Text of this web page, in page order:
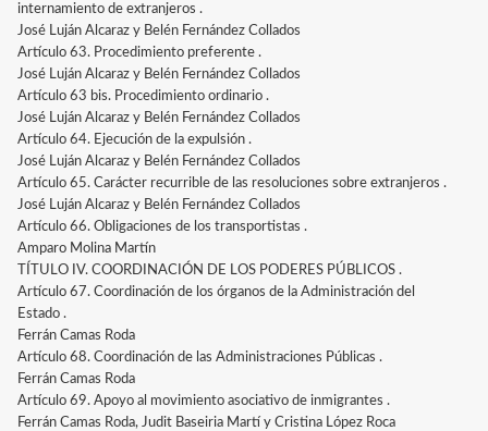
internamiento de extranjeros .
José Luján Alcaraz y Belén Fernández Collados
Artículo 63. Procedimiento preferente .
José Luján Alcaraz y Belén Fernández Collados
Artículo 63 bis. Procedimiento ordinario .
José Luján Alcaraz y Belén Fernández Collados
Artículo 64. Ejecución de la expulsión .
José Luján Alcaraz y Belén Fernández Collados
Artículo 65. Carácter recurrible de las resoluciones sobre extranjeros .
José Luján Alcaraz y Belén Fernández Collados
Artículo 66. Obligaciones de los transportistas .
Amparo Molina Martín
TÍTULO IV. COORDINACIÓN DE LOS PODERES PÚBLICOS .
Artículo 67. Coordinación de los órganos de la Administración del
Estado .
Ferrán Camas Roda
Artículo 68. Coordinación de las Administraciones Públicas .
Ferrán Camas Roda
Artículo 69. Apoyo al movimiento asociativo de inmigrantes .
Ferrán Camas Roda, Judit Baseiria Martí y Cristina López Roca